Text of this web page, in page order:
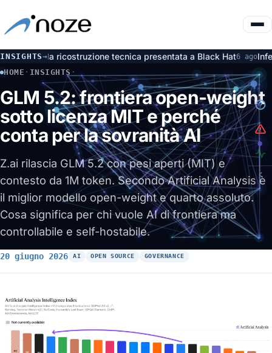
INSIGHTS→
ricostruzione tecnica presentata a Black Hat 6 agoInferenza
HOME · INSIGHTS ·
GLM 5.2: FRONTIERA OPEN-WEIGHT SOTTO LICENZA MIT E
GLM 5.2: frontiera open-weight
sotto licenza MIT e perché
conta per la sovranità AI
Z.ai rilascia GLM 5.2 con pesi aperti (MIT) e
contesto da 1M token. Secondo Artificial Analysis è
il miglior modello open-weight e quarto assoluto.
Cosa significa per chi vuole AI di frontiera ma
controllabile e self-hostabile.
20 giugno 2026 AI OPEN SOURCE GOVERNANCE